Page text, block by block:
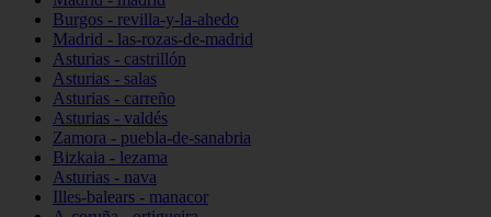
Burgos - revilla-y-la-ahedo
Madrid - las-rozas-de-madrid
Asturias - castrillón
Asturias - salas
Asturias - carreño
Asturias - valdés
Zamora - puebla-de-sanabria
Bizkaia - lezama
Asturias - nava
Illes-balears - manacor